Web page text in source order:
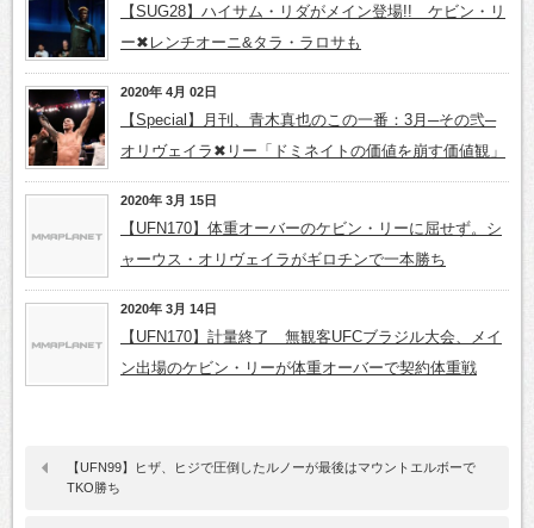
【SUG28】ハイサム・リダがメイン登場!! ケビン・リ
ー✖レンチオーニ&タラ・ラロサも
2020年 4月 02日
【Special】月刊、青木真也のこの一番：3月─その弐─
オリヴェイラ✖リー「ドミネイトの価値を崩す価値観」
2020年 3月 15日
【UFN170】体重オーバーのケビン・リーに屈せず。シ
ャーウス・オリヴェイラがギロチンで一本勝ち
2020年 3月 14日
【UFN170】計量終了 無観客UFCブラジル大会、メイ
ン出場のケビン・リーが体重オーバーで契約体重戦
【UFN99】ヒザ、ヒジで圧倒したルノーが最後はマウントエルボーで
TKO勝ち